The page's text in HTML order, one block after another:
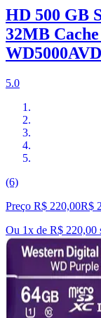
HD 500 GB
32MB
5.0
(6)
Preço R$ 220,00R$
Ou 1x de R$ 220,00